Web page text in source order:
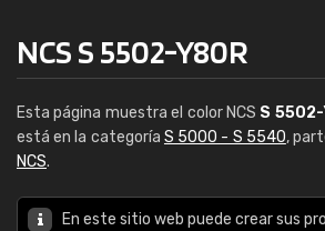
NCS S 5502-Y80R
Esta página muestra el color NCS S
está en la categoría S 5000 - S 5540,
NCS.
En este sitio web puede crear sus